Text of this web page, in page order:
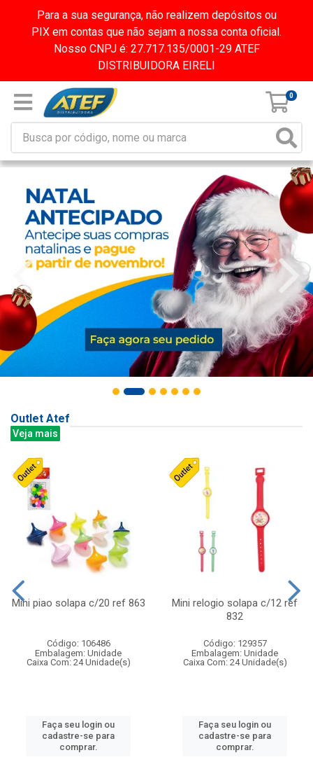
Para a sua segurança, não realizem depósitos ou
PIX em contas que não sejam a nossa conta oficial.
Nosso CNPJ é: 27.717.135/0001-29 ATEF
DISTRIBUIDORA EIRELI
0
Outlet Atef
Veja mais
Mini piao solapa c/20 ref 863
Código: 106486
Embalagem: Unidade
Caixa Com: 24 Unidade(s)
Faça seu login ou
cadastre-se para
comprar.
Mini relogio solapa c/12 ref
832
Código: 129357
Embalagem: Unidade
Caixa Com: 24 Unidade(s)
Faça seu login ou
cadastre-se para
comprar.